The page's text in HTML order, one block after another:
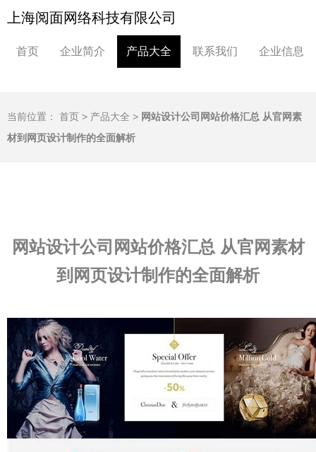
上海阅面网络科技有限公司
首页 企业简介 产品大全 联系我们 企业信息
当前位置： 首页 > 产品大全 > 网站设计公司网站价格汇总 从官网素
材到网页设计制作的全面解析
网站设计公司网站价格汇总 从官网素材
到网页设计制作的全面解析